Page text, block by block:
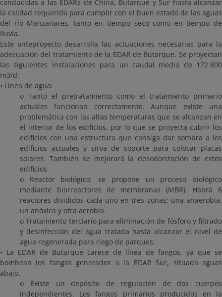
conducidas a las EDARs de China, Butarque y Sur hasta alcanzar
la calidad requerida para cumplir con el buen estado de las aguas
del río Manzanares, tanto en tiempo seco como en tiempo de
lluvia.
Este anteproyecto desarrolla las actuaciones necesarias para la
adecuación del tratamiento de la EDAR de Butarque. Se proyectan
las siguientes instalaciones para un caudal medio de 172.800
m3/d:
• Línea de agua:
o Tanto el pretratamiento como el tratamiento primario
actuales funcionan correctamente. Aunque existe una
problemática con las altas temperaturas que se alcanzan en
el interior de los edificios, por lo que se proyecta cubrir los
edificios con una estructura que consiga dar sombra a los
edificios actuales y sirva de soporte para colocar placas
solares. También se mejorará la desodorización de estos
edificios.
o Reactor biológico, se propone un proceso biológico
mediante biorreactores de membranas (MBR). Habrá 6
reactores divididos cada uno en tres zonas; una anaerobia,
un anóxica y otra aerobia.
o Tratamiento terciario para eliminación de fósforo y filtrado
y desinfección del agua tratada hasta alcanzar el nivel de
agua regenerada para riego de parques.
• La EDAR de Butarque carece de línea de fangos, ya que se
bombean los fangos generados a la EDAR Sur, situada aguas
abajo.
o Existe un depósito de regulación de dos cuerpos
independientes. Los fangos primarios producidos en la